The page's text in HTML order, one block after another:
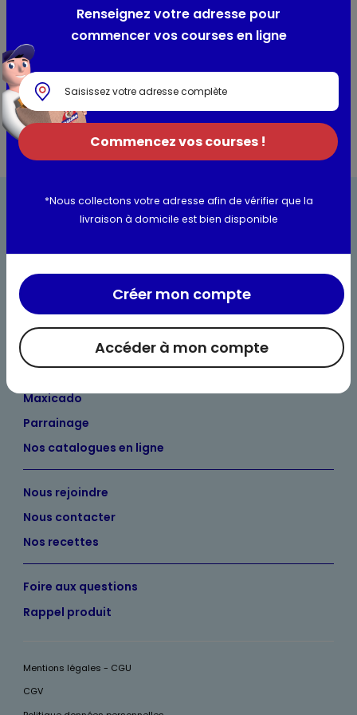
Utilisation et conservation
Informations complémentaires
Bienvenue chez Maximo
Nos engagements
Maximo et vous
Maxicado
Parrainage
Nos catalogues en ligne
Nous rejoindre
Nous contacter
Nos recettes
Foire aux questions
Rappel produit
Mentions légales - CGU
CGV
Renseignez votre adresse pour
commencer vos courses en ligne
Commencez vos courses !
*Nous collectons votre adresse afin de vérifier que la
livraison à domicile est bien disponible
Accéder à mon compte
Créer mon compte